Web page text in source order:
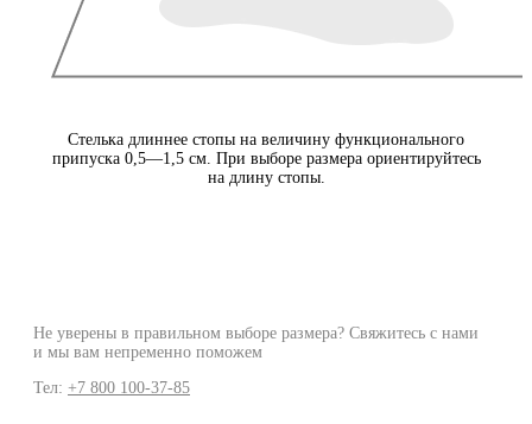
Стелька длиннее стопы на величину функционального
припуска 0,5—1,5 см. При выборе размера ориентируйтесь
на длину стопы.
Не уверены в правильном выборе размера? Свяжитесь с нами
и мы вам непременно поможем
Тел: +7 800 100-37-85